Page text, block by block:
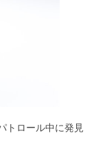
トロール中に発見